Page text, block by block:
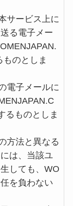
サービス上に
る電子メー
のとしま
電子メールに
るものとしま
方法と異なる
は、当該ユ
しても、WO
を負わない